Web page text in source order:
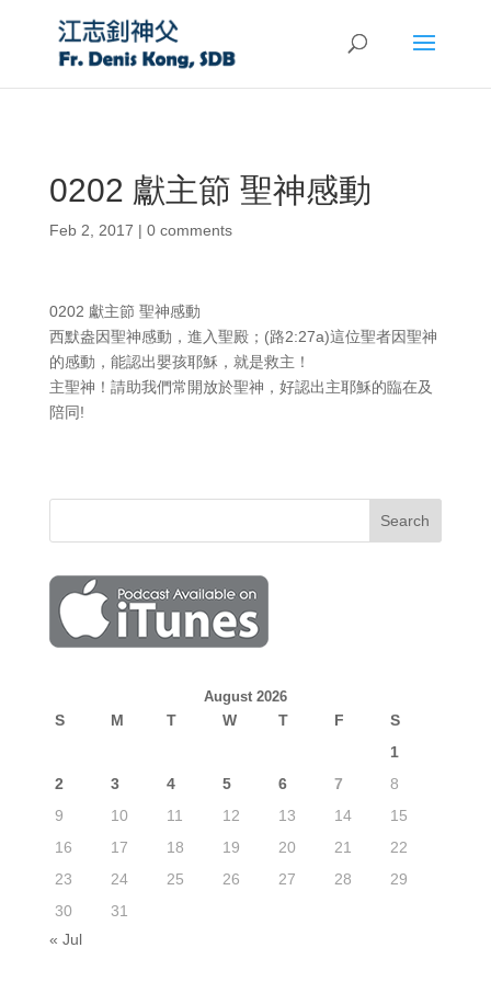
0202 獻主節 聖神感動
Feb 2, 2017 | 0 comments
0202 獻主節 聖神感動
西默盎因聖神感動，進入聖殿；(路2:27a)這位聖者因聖神
的感動，能認出嬰孩耶穌，就是救主！
主聖神！請助我們常開放於聖神，好認出主耶穌的臨在及
陪同!
August 2026
S M T W T F
S
1
2
3 4 5 6 7
8
9
10 11 12 13 14
15
16
17 18 19 20 21
22
23
24 25 26 27 28
29
30
31
« Jul